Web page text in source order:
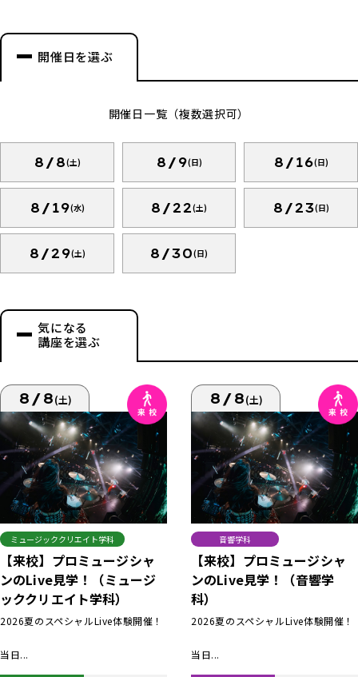
開催日を選ぶ
開催日一覧（複数選択可）
8/8(土) 8/9(日) 8/16(日)
8/19(水) 8/22(土) 8/23(日)
8/29(土) 8/30(日)
気になる
講座を選ぶ
8/8(土)
ミュージッククリエイト学科
【来校】プロミュージシャ
ンのLive見学！（ミュージ
ッククリエイト学科）
2026夏のスペシャルLive体験開催！
当日...
8/8(土)
音響学科
【来校】プロミュージシャ
ンのLive見学！（音響学
科）
2026夏のスペシャルLive体験開催！
当日...